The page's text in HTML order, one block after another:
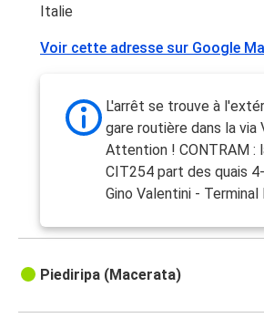
Foligno
Macerata
Marseille
Macerata
Palerme
Italie
Voir cette adresse sur Google
L'arrêt se trouve à
gare routière dans la via
Attention ! CONTRAM :
CIT254 part des quais
Gino Valentini - Terminal
Piediripa (Macerata)